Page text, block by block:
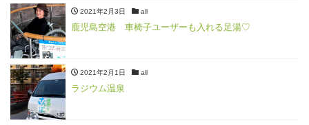
2021年2月3日 all
鹿児島空港 車椅子ユーザーも入れる足湯♡
2021年2月1日 all
ラジウム温泉